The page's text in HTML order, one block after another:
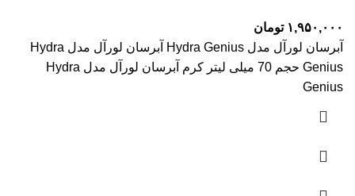
۱,۹۵۰,۰۰۰ تومان
آبرسان لورآل مدل Hydra Genius آبرسان لورآل مدل Hydra
Genius حجم 70 میلی لیتر کرم آبرسان لورآل مدل Hydra
Genius